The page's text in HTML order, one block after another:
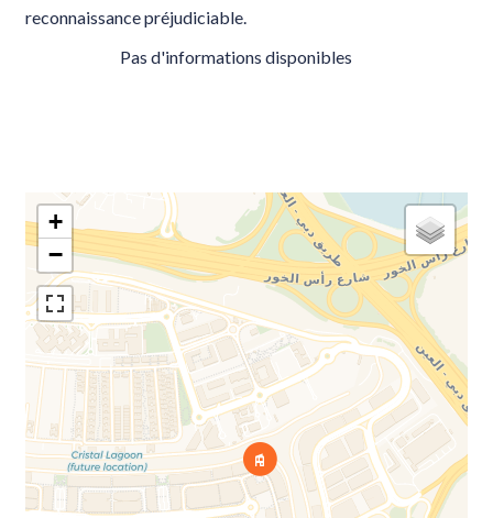
reconnaissance préjudiciable.
Pas d'informations disponibles
+
−